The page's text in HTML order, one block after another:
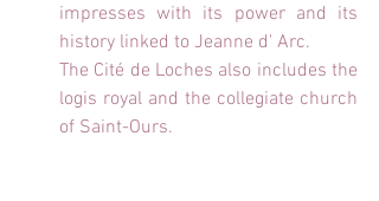
impresses with its power and its
history linked to Jeanne d' Arc.
The Cité de Loches also includes the
logis royal and the collegiate church
of Saint-Ours.